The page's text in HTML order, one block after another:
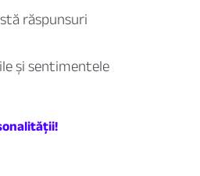
răspunsuri
și sentimentele